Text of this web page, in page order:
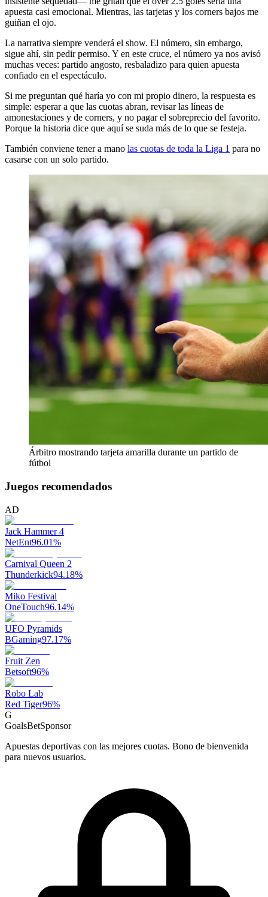
apuesta casi emocional. Mientras, las tarjetas y los corners bajos me
guiñan el ojo.
La narrativa siempre venderá el show. El número, sin embargo,
sigue ahí, sin pedir permiso. Y en este cruce, el número ya nos avisó
muchas veces: partido angosto, resbaladizo para quien apuesta
confiado en el espectáculo.
Si me preguntan qué haría yo con mi propio dinero, la respuesta es
simple: esperar a que las cuotas abran, revisar las líneas de
amonestaciones y de corners, y no pagar el sobreprecio del favorito.
Porque la historia dice que aquí se suda más de lo que se festeja.
También conviene tener a mano las cuotas de toda la Liga 1 para no
casarse con un solo partido.
Árbitro mostrando tarjeta amarilla durante un partido de
fútbol
Juegos recomendados
AD
Jack Hammer 4
NetEnt96.01%
Carnival Queen 2
Thunderkick94.18%
Miko Festival
OneTouch96.14%
UFO Pyramids
BGaming97.17%
Fruit Zen
Betsoft96%
Robo Lab
Red Tiger96%
G
GoalsBetSponsor
Apuestas deportivas con las mejores cuotas. Bono de bienvenida
para nuevos usuarios.